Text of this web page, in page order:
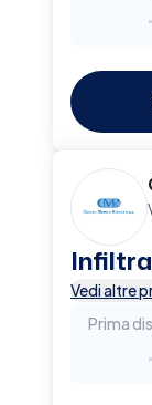
Vedi altre
Prima